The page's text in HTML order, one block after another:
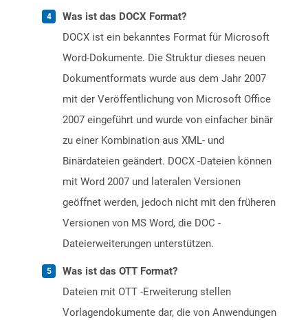
Was ist das DOCX Format?
DOCX ist ein bekanntes Format für Microsoft
Word-Dokumente. Die Struktur dieses neuen
Dokumentformats wurde aus dem Jahr 2007
mit der Veröffentlichung von Microsoft Office
2007 eingeführt und wurde von einfacher binär
zu einer Kombination aus XML- und
Binärdateien geändert. DOCX -Dateien können
mit Word 2007 und lateralen Versionen
geöffnet werden, jedoch nicht mit den früheren
Versionen von MS Word, die DOC -
Dateierweiterungen unterstützen.
Was ist das OTT Format?
Dateien mit OTT -Erweiterung stellen
Vorlagendokumente dar, die von Anwendungen